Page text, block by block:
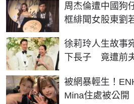
周杰倫遭中國狗
框緋聞女股東劉
徐莉玲人生故事
下長子 竟遭前
被網暴輕生！
Mina住處被公